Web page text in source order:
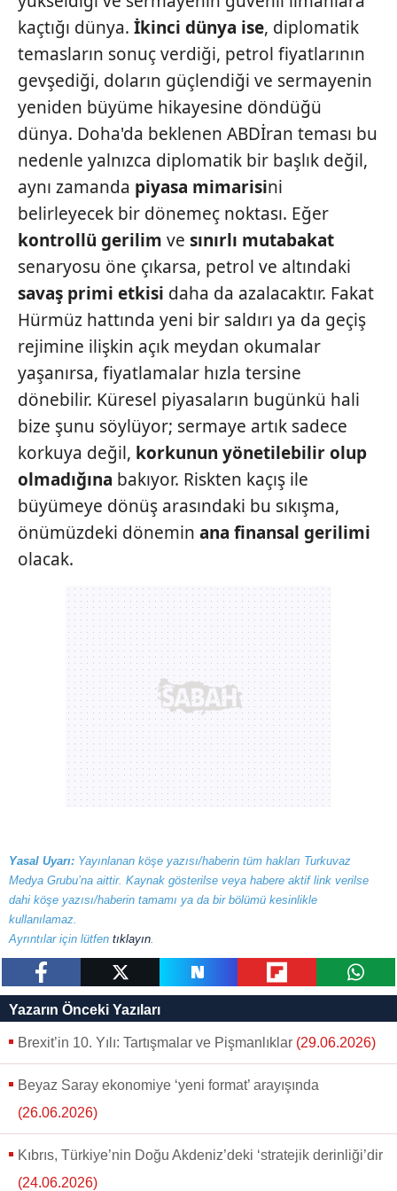
Sitemizde kendimize ve üçüncü kişilere ait çerezler
kullanılmaktadır. Bu çerezler vasıtasıyla çeşitli kişisel
verileriniz işlenmekte olup gerekli olan çerezler bilgi
toplumu hizmetlerinin sunulması amacıyla
kullanılmaktadır. Diğer çerezler, sitemizin daha işlevsel
kılınması ve kişiselleştirilmesi ve sizlere yönelik
reklam/pazarlama faaliyetlerinin yapılması, amaçlarıyla
sınırlı olarak açık rızanız dahilinde kullanılacaktır.
Çerezlere ilişkin tercihlerinizi aşağıda yer alan panel
vasıtasıyla belirleyebilirsiniz. Çerezlere ilişkin detaylı bilgi
için Ayarlar butonuna tıklayabilir,Çerez Bilgilendirme
Metnimiziziyaret edebilirsiniz.
6698 sayılı Kişisel Verilerin Korunması Kanunu uyarınca
hazırlanmış Aydınlatma Metnimizi okumak ve sitemizde
ilgili mevzuata uygun olarak kullanılan çerezlerle ilgili bilgi
almak için lütfentıklayınız.
kaçtığı dünya. İkinci dünya ise, diplomatik
temasların sonuç verdiği, petrol fiyatlarının
gevşediği, doların güçlendiği ve sermayenin
yeniden büyüme hikayesine döndüğü
dünya. Doha'da beklenen ABDİran teması bu
nedenle yalnızca diplomatik bir başlık değil,
aynı zamanda piyasa mimarisini
belirleyecek bir dönemeç noktası. Eğer
kontrollü gerilim ve sınırlı mutabakat
senaryosu öne çıkarsa, petrol ve altındaki
savaş primi etkisi daha da azalacaktır. Fakat
Hürmüz hattında yeni bir saldırı ya da geçiş
rejimine ilişkin açık meydan okumalar
yaşanırsa, fiyatlamalar hızla tersine
dönebilir. Küresel piyasaların bugünkü hali
bize şunu söylüyor; sermaye artık sadece
korkuya değil, korkunun yönetilebilir olup
olmadığına bakıyor. Riskten kaçış ile
büyümeye dönüş arasındaki bu sıkışma,
önümüzdeki dönemin ana finansal gerilimi
olacak.
Yasal Uyarı: Yayınlanan köşe yazısı/haberin tüm hakları Turkuvaz
Medya Grubu’na aittir. Kaynak gösterilse veya habere aktif link verilse
dahi köşe yazısı/haberin tamamı ya da bir bölümü kesinlikle
kullanılamaz.
Ayrıntılar için lütfen tıklayın.
Yazarın Önceki Yazıları
Brexit’in 10. Yılı: Tartışmalar ve Pişmanlıklar (29.06.2026)
Beyaz Saray ekonomiye ‘yeni format’ arayışında
(26.06.2026)
Kıbrıs, Türkiye’nin Doğu Akdeniz’deki ‘stratejik derinliği’dir
(24.06.2026)